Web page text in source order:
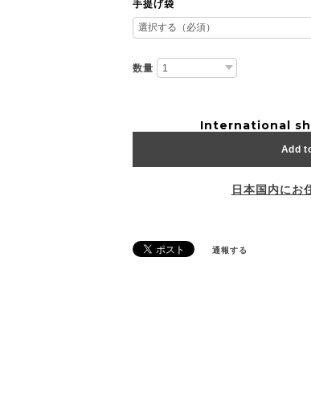
手提げ袋
数量
International
Add
日本国内にお
通報する